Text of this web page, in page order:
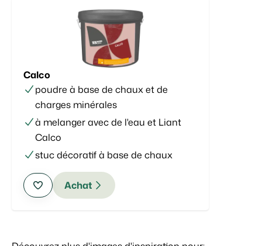
Calco
poudre à base de chaux et de
charges minérales
à melanger avec de l'eau et Liant
Calco
stuc décoratif à base de chaux
Achat